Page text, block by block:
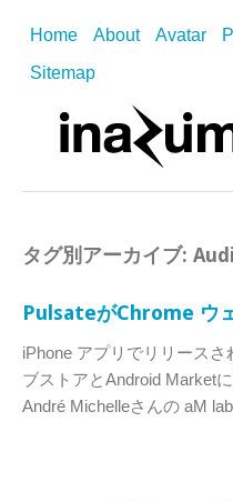
Home About Avatar
Sitemap
タグ別アーカイブ:
PulsateがChrome ウ
iPhone アプリでリリース
ブストアとAndroid Market
André Michelleさんの aM